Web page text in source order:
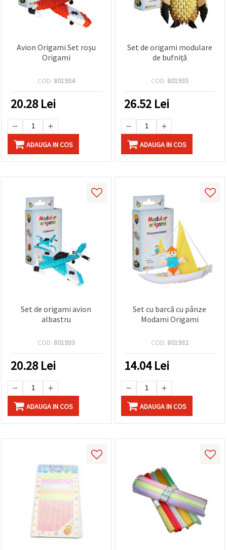
Avion Origami Set roșu
Origami
COD: 801934
20.28 Lei
ADAUGA IN COS
Set de origami modulare
de bufniță
COD: 801935
26.52 Lei
ADAUGA IN COS
Set de origami avion
albastru
COD: 801933
20.28 Lei
ADAUGA IN COS
Set cu barcă cu pânze
Modami Origami
COD: 801932
14.04Lei
ADAUGA IN COS